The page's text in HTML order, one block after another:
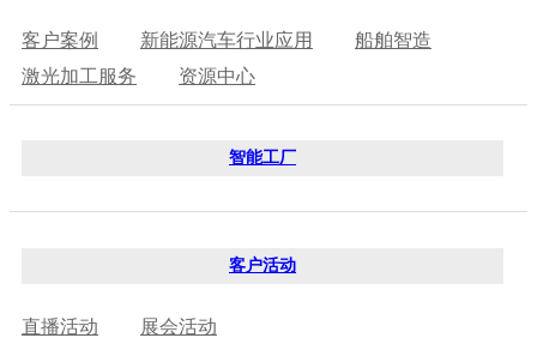
客户案例 新能源汽车行业应用
船舶智造
激光加工服务
资源中心
智能工厂
客户活动
直播活动 展会活动